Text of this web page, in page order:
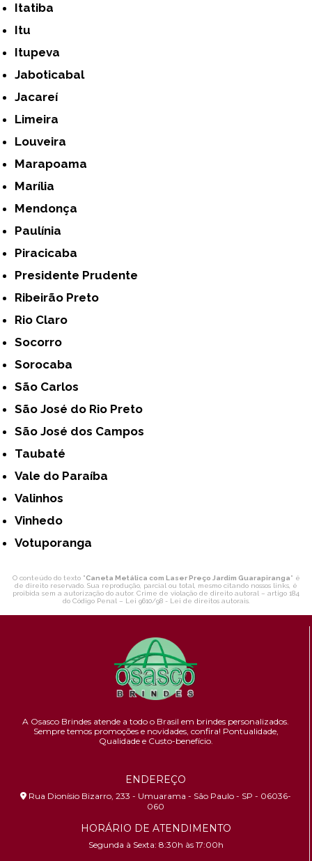
Itatiba
Itu
Itupeva
Jaboticabal
Jacareí
Limeira
Louveira
Marapoama
Marília
Mendonça
Paulínia
Piracicaba
Presidente Prudente
Ribeirão Preto
Rio Claro
Socorro
Sorocaba
São Carlos
São José do Rio Preto
São José dos Campos
Taubaté
Vale do Paraíba
Valinhos
Vinhedo
Votuporanga
O conteúdo do texto "Caneta Metálica com Laser Preço Jardim Guarapiranga" é
de direito reservado. Sua reprodução, parcial ou total, mesmo citando nossos links, é
proibida sem a autorização do autor. Crime de violação de direito autoral – artigo 184
do Código Penal – Lei 9610/98 - Lei de direitos autorais.
A Osasco Brindes atende a todo o Brasil em brindes personalizados.
Sempre temos promoções e novidades, confira! Pontualidade,
Qualidade e Custo-benefício.
ENDEREÇO
Rua Dionísio Bizarro, 233 - Umuarama - São Paulo - SP - 06036-
060
HORÁRIO DE ATENDIMENTO
Segunda à Sexta: 8:30h às 17:00h